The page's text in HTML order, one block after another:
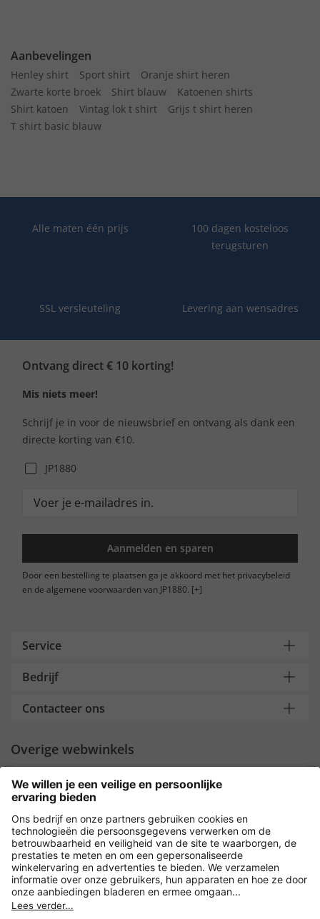
Aanbevelingen
Henley shirt Sport shirt
Oranje shirt heren
Zwarte korte broek
Shirt blauw
Katoenen shirts
Shirt katoen
Vintag lok t shirt
Grijs t shirt heren
T shirt basic blauw
Alle maten één prijs
100 dagen kosteloos
terugsturen
SSL versleuteling Levering aan wensadres
Ontvang direct € 10 korting!
Mis niets meer!
Schrijf je in voor de nieuwsbrief en ontvang als dank een
directe korting van €10.
JP1880
Aanmelden en sparen
Door een bestelling te plaatsen ga je akkoord met het privacybeleid
en de algemene voorwaarden van JP1880. [+]
Service
Bedrijf
Contacteer ons
Overige webwinkels
Nederland
Payment and Delivery
Versleuteling met